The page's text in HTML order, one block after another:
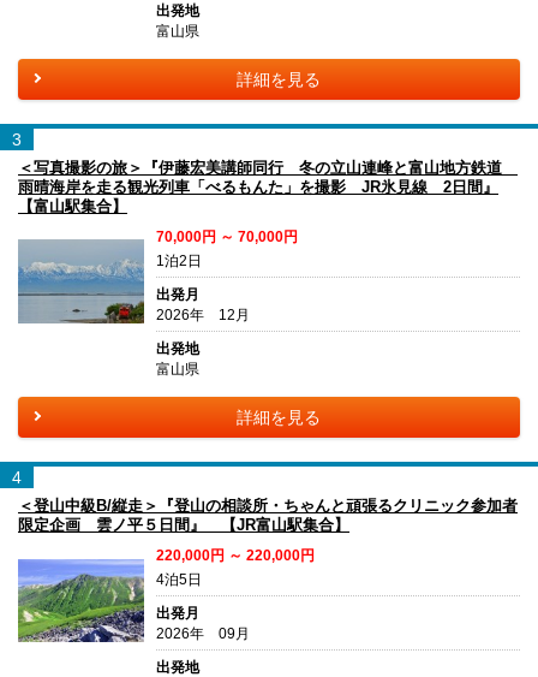
出発地
富山県
詳細を見る
3
＜写真撮影の旅＞『伊藤宏美講師同行 冬の立山連峰と富山地方鉄道
雨晴海岸を走る観光列車「べるもんた」を撮影 JR氷見線 2日間』
【富山駅集合】
70,000円 ～ 70,000円
1泊2日
出発月
2026年 12月
出発地
富山県
詳細を見る
4
＜登山中級B/縦走＞『登山の相談所・ちゃんと頑張るクリニック参加者
限定企画 雲ノ平５日間』 【JR富山駅集合】
220,000円 ～ 220,000円
4泊5日
出発月
2026年 09月
出発地